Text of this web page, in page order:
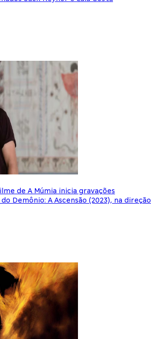
de A Múmia inicia gravações
Demônio: A Ascensão (2023), na direção